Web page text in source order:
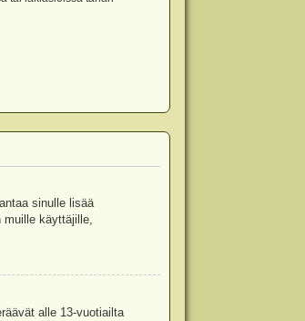
sinulle lisää
muille käyttäjille,
alle 13-vuotiailta